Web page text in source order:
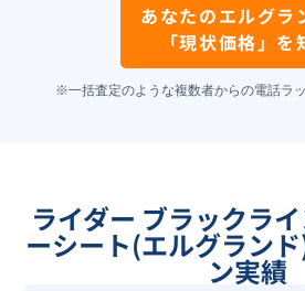
あなたのエルグラ
「現状価格」を
※一括査定のような複数者からの電話ラ
ライダー ブラックラ
ーシート(エルグラン
ン実績